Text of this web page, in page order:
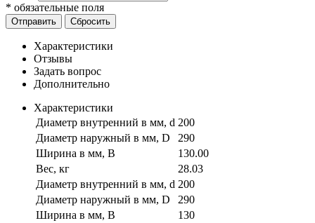
* обязательные поля
Отправить Сбросить
Характеристики
Отзывы
Задать вопрос
Дополнительно
Характеристики
Диаметр внутренний в мм, d 200
Диаметр наружный в мм, D
290
Ширина в мм, B
130.00
Вес, кг
28.03
Диаметр внутренний в мм, d 200
Диаметр наружный в мм, D
290
Ширина в мм, B
130